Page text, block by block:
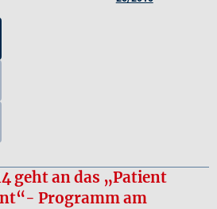
geht an das „Patient
Programm am